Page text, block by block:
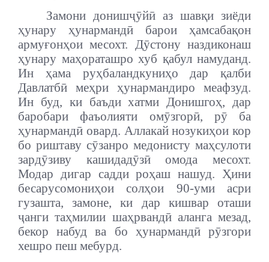
Замони донишҷӯйӣ аз шавқи зиёди
ҳунару ҳунармандӣ барои ҳамсабақон
армуғонҳои месохт. Дӯстону наздиконаш
ҳунару маҳораташро хуб қабул намуданд.
Ин ҳама руҳбаландкуниҳо дар қалби
Давлатбӣ меҳри ҳунармандиро меафзуд.
Ин буд, ки баъди хатми Донишгоҳ, дар
баробари фаъолияти омӯзгорӣ, рӯ ба
ҳунармандӣ овард. Аллакай нозукиҳои кор
бо риштаву сӯзанро медонисту маҳсулоти
зардӯзиву кашидадӯзӣ омода месохт.
Модар дигар садди роҳаш нашуд. Ҳини
бесарусомониҳои солҳои 90-уми асри
гузашта, замоне, ки дар кишвар оташи
ҷанги таҳмилии шаҳрвандӣ аланга мезад,
бекор набуд ва бо ҳунармандӣ рӯзгори
хешро пеш мебурд.